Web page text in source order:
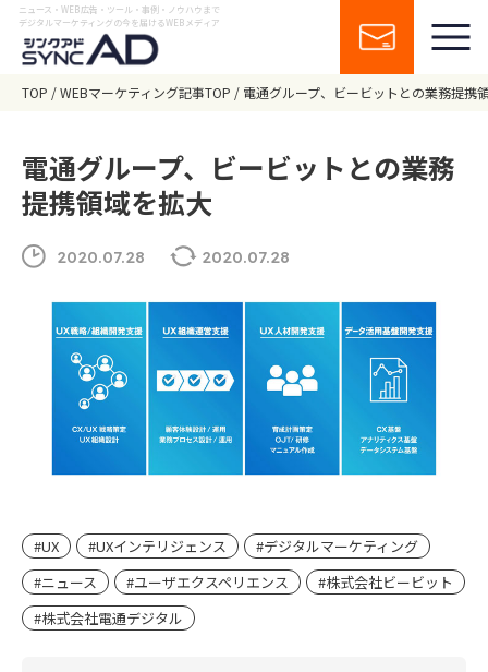
ニュース・WEB広告・ツール・事例・ノウハウまで
デジタルマーケティングの今を届けるWEBメディア
TOP WEBマーケティング記事TOP 電通グループ、ビービットとの業務提携
電通グループ、ビービットとの業務
提携領域を拡大
2020.07.28 2020.07.28
#UX #UXインテリジェンス
#デジタルマーケティング
#ニュース
#ユーザエクスペリエンス
#株式会社ビービット
#株式会社電通デジタル